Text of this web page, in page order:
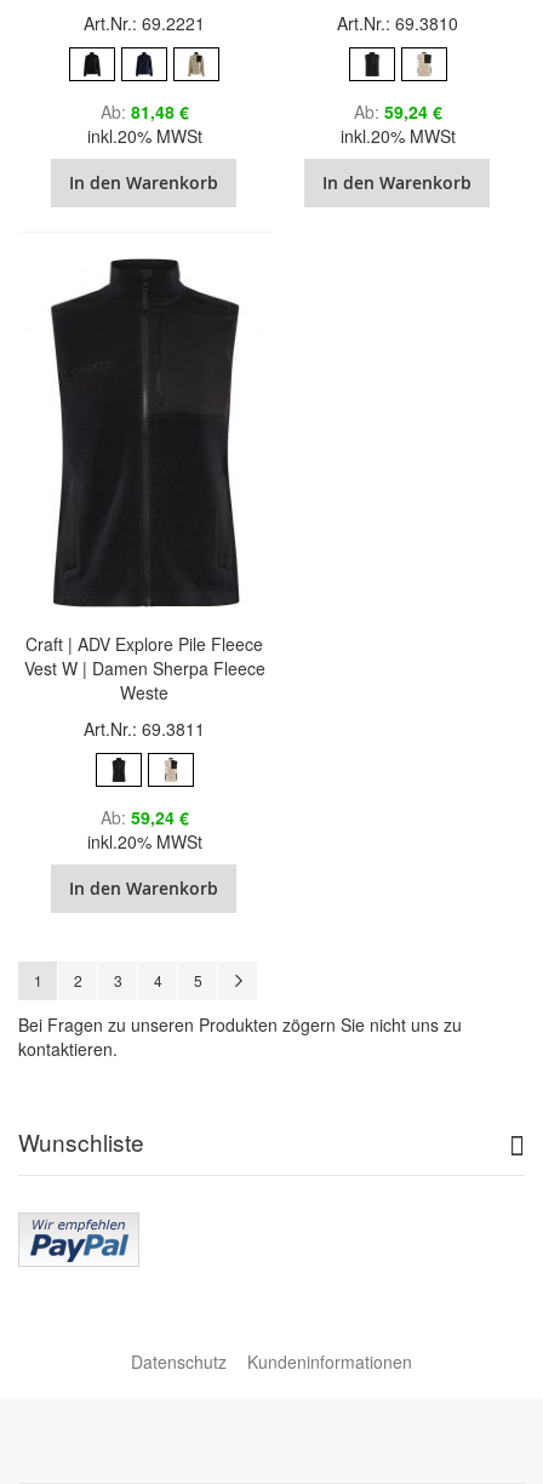
Art.Nr.: 69.2221
Ab 81,48 €
inkl.20% MWSt
In den Warenkorb
Art.Nr.: 69.3810
Ab 59,24 €
inkl.20% MWSt
In den Warenkorb
Craft | ADV Explore Pile Fleece
Vest W | Damen Sherpa Fleece
Weste
Art.Nr.: 69.3811
Ab 59,24 €
inkl.20% MWSt
In den Warenkorb
SeiteSie lesen gerade Seite
1 Seite
2 Seite
3 Seite
4 Seite
5
Bei Fragen zu unseren Produkten zögern Sie nicht uns zu
kontaktieren.
Wunschliste
Datenschutz Kundeninformationen